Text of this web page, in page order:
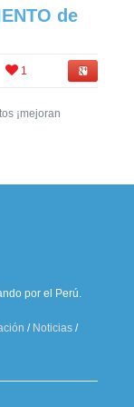
de
1
¡mejoran
por el Perú.
/ Noticias /